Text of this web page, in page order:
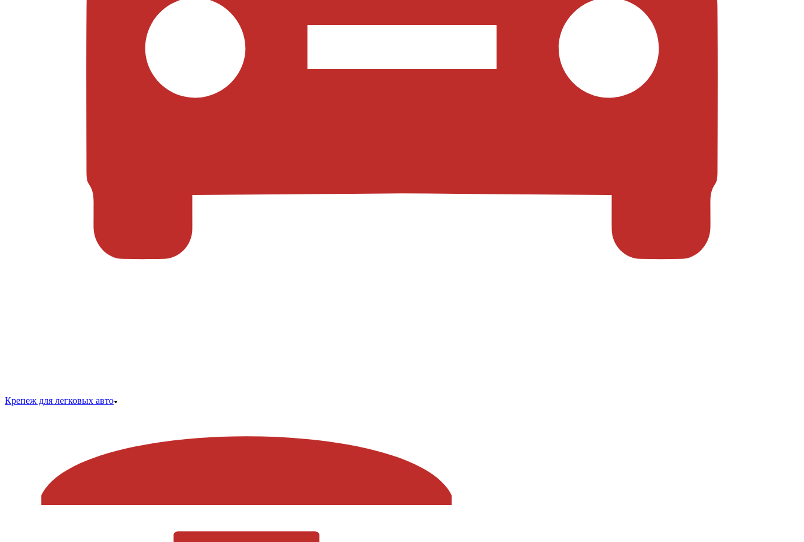
Крепеж для легковых авто